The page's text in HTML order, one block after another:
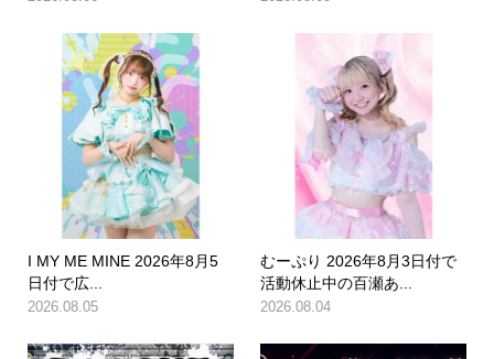
I MY ME MINE 2026年8月5
日付で広...
2026.08.05
むーぷり 2026年8月3日付で
活動休止中の百瀬あ...
2026.08.04